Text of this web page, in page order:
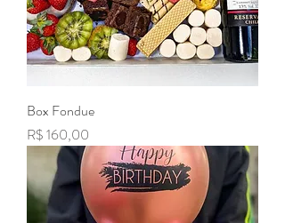
Box Fondue
Preço
R$ 160,00